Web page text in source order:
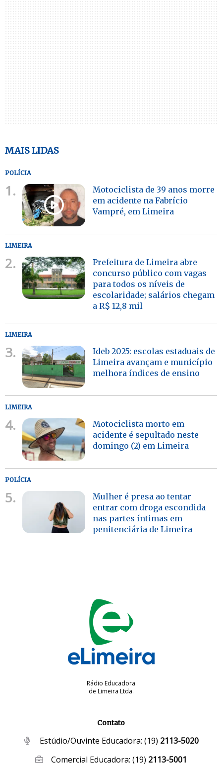
MAIS LIDAS
POLÍCIA
1.
Motociclista de 39 anos morre
em acidente na Fabrício
Vampré, em Limeira
LIMEIRA
2.
Prefeitura de Limeira abre
concurso público com vagas
para todos os níveis de
escolaridade; salários chegam
a R$ 12,8 mil
LIMEIRA
3.
Ideb 2025: escolas estaduais de
Limeira avançam e município
melhora índices de ensino
LIMEIRA
4.
Motociclista morto em
acidente é sepultado neste
domingo (2) em Limeira
POLÍCIA
5.
Mulher é presa ao tentar
entrar com droga escondida
nas partes íntimas em
penitenciária de Limeira
Rádio Educadora
de Limeira Ltda.
Contato
Estúdio/Ouvinte Educadora: (19) 2113-5020
Comercial Educadora:(19) 2113-5001